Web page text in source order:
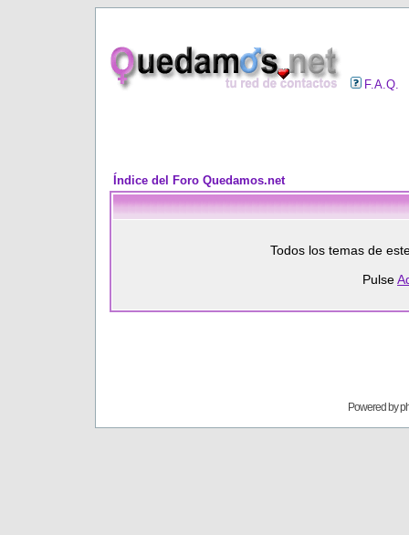
F.A.Q.
Índice del Foro Quedamos.net
Todos los temas de
Pulse
Powered by